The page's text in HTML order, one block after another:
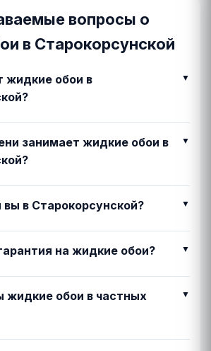
вопросы о
в Старокорсунской
жидкие обои в
занимает жидкие обои в
в Старокорсунской?
на жидкие обои?
жидкие обои в частных